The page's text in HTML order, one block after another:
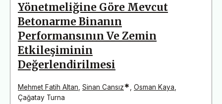
Yönetmeliğine Göre Mevcut
Betonarme Binanın
Performansının Ve Zemin
Etkileşiminin
Değerlendirilmesi
Mehmet Fatih Altan Sinan Cansız* Osman Kaya
Çağatay Turna